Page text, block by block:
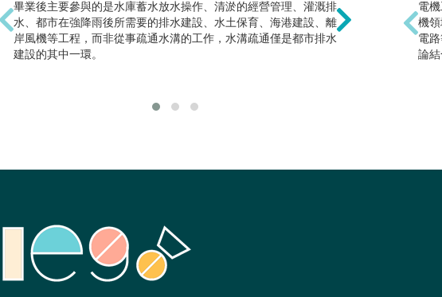
畢業後主要參與的是水庫蓄水放水操作、清淤的經營管理、灌溉排
水、都市在強降雨後所需要的排水建設、水土保育、海港建設、離
岸風機等工程，而非從事疏通水溝的工作，水溝疏通僅是都市排水
建設的其中一環。
水利工程學
務分析探討
物理思考到
系畢業之後
電
機
電
論結